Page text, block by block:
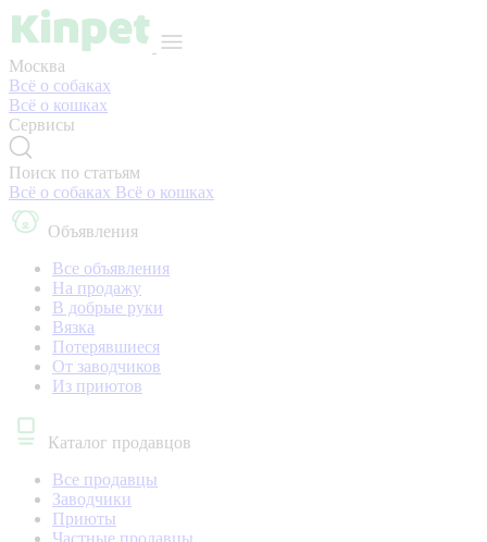
Москва
Всё о собаках
Всё о кошках
Сервисы
Поиск по статьям
Всё о собаках Всё о кошках
Объявления
Все объявления
На продажу
В добрые руки
Вязка
Потерявшиеся
От заводчиков
Из приютов
Каталог продавцов
Все продавцы
Заводчики
Приюты
Частные продавцы